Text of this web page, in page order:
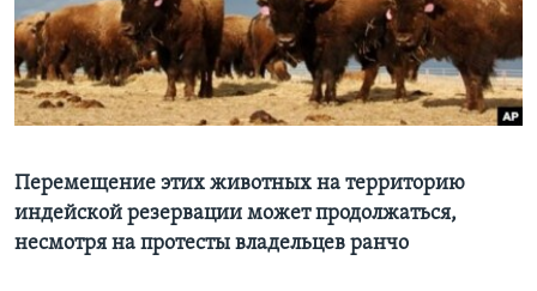
Learning English
СОЦИАЛЬНЫЕ СЕТИ
Языки
Перемещение этих животных на территорию
индейской резервации может продолжаться,
несмотря на протесты владельцев ранчо